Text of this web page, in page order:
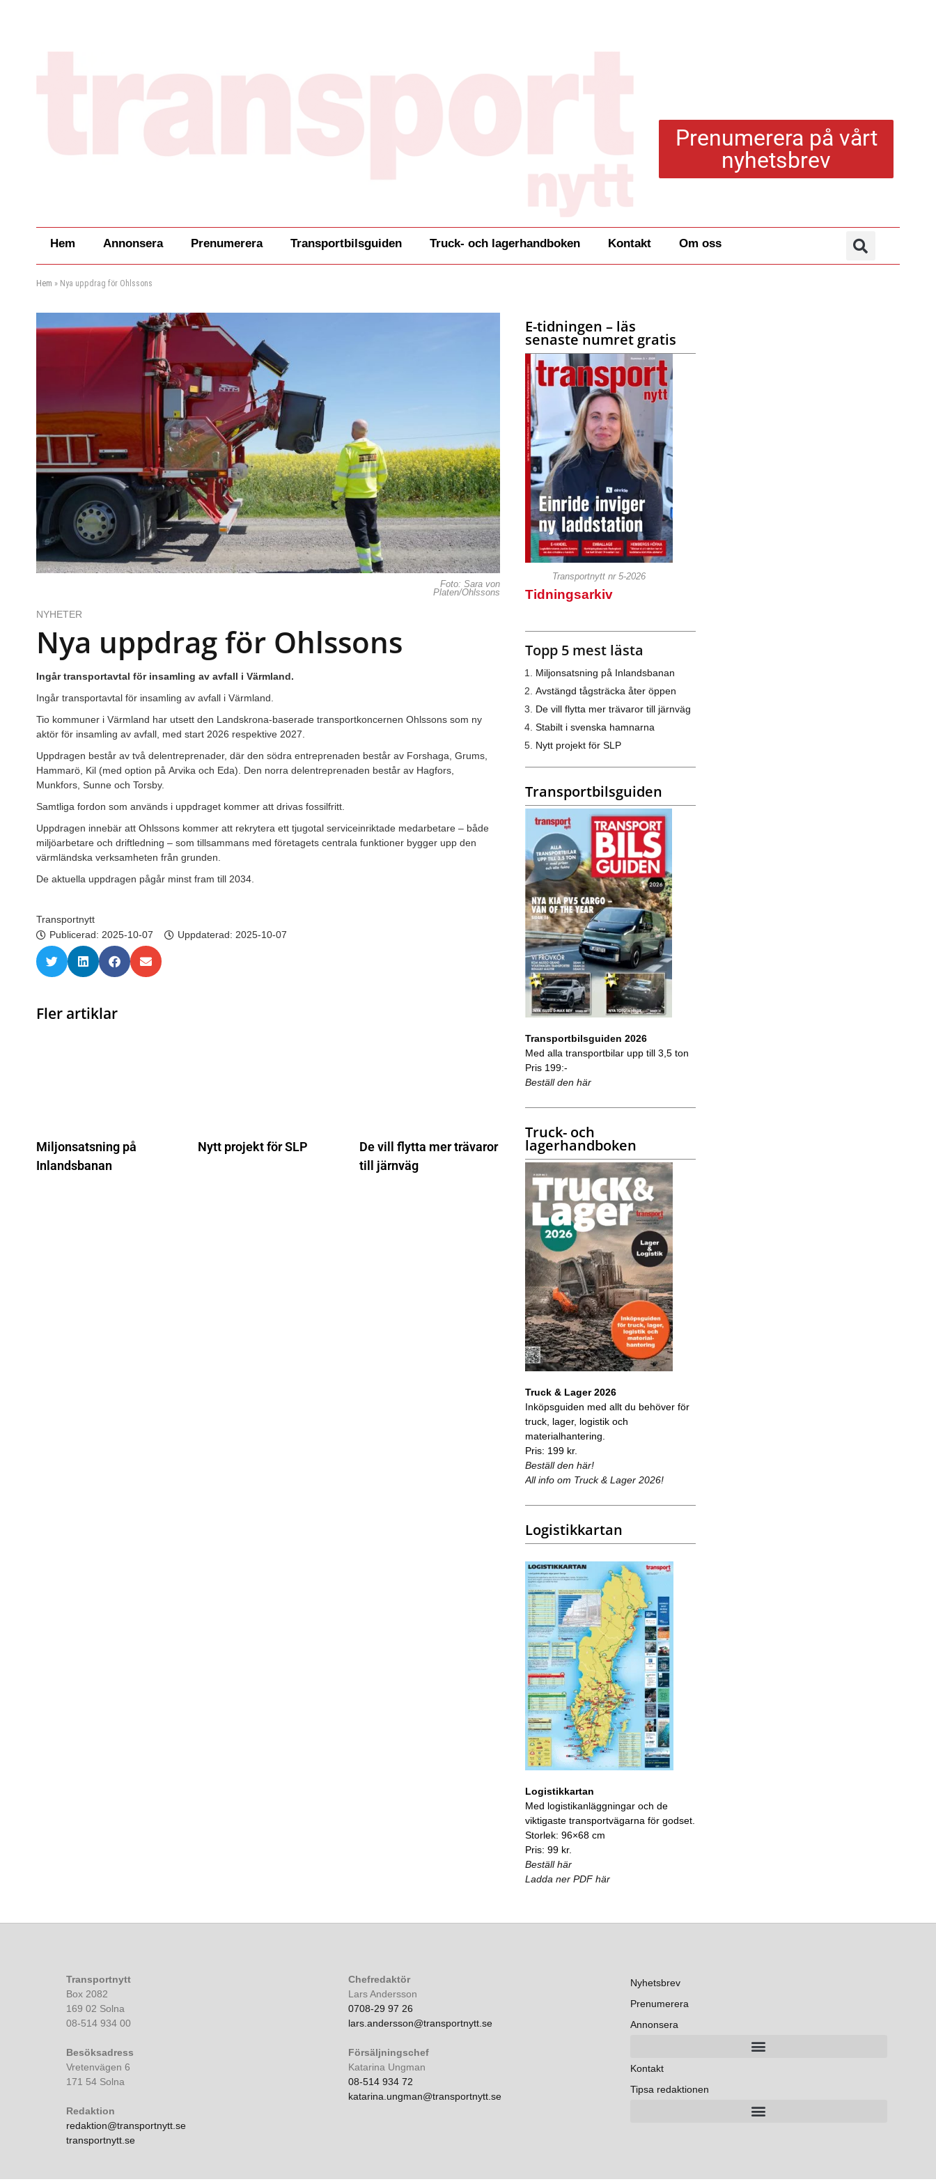
Prenumerera på vårt
nyhetsbrev
Hem Annonsera Prenumerera Transportbilsguiden Truck- och lagerhandboken Kontakt Om oss
Hem » Nya uppdrag för Ohlssons
Foto: Sara von
Platen/Ohlssons
NYHETER
Nya uppdrag för Ohlssons
Ingår transportavtal för insamling av avfall i Värmland.
Ingår transportavtal för insamling av avfall i Värmland.
Tio kommuner i Värmland har utsett den Landskrona-baserade transportkoncernen Ohlssons som ny
aktör för insamling av avfall, med start 2026 respektive 2027.
Uppdragen består av två delentreprenader, där den södra entreprenaden består av Forshaga, Grums,
Hammarö, Kil (med option på Arvika och Eda). Den norra delentreprenaden består av Hagfors,
Munkfors, Sunne och Torsby.
Samtliga fordon som används i uppdraget kommer att drivas fossilfritt.
Uppdragen innebär att Ohlssons kommer att rekrytera ett tjugotal serviceinriktade medarbetare – både
miljöarbetare och driftledning – som tillsammans med företagets centrala funktioner bygger upp den
värmländska verksamheten från grunden.
De aktuella uppdragen pågår minst fram till 2034.
Transportnytt
Publicerad: 2025-10-07 Uppdaterad: 2025-10-07
Fler artiklar
Miljonsatsning på
Inlandsbanan
Nytt projekt för SLP
De vill flytta mer trävaror
till järnväg
E-tidningen – läs
senaste numret gratis
Transportnytt nr 5-2026
Tidningsarkiv
Topp 5 mest lästa
Miljonsatsning på Inlandsbanan
Avstängd tågsträcka åter öppen
De vill flytta mer trävaror till järnväg
Stabilt i svenska hamnarna
Nytt projekt för SLP
Transportbilsguiden
Transportbilsguiden 2026
Med alla transportbilar upp till 3,5 ton
Pris 199:-
Beställ den här
Truck- och
lagerhandboken
Truck & Lager 2026
Inköpsguiden med allt du behöver för
truck, lager, logistik och
materialhantering.
Pris: 199 kr.
Beställ den här!
All info om Truck & Lager 2026!
Logistikkartan
Logistikkartan
Med logistikanläggningar och de
viktigaste transportvägarna för godset.
Storlek: 96×68 cm
Pris: 99 kr.
Beställ här
Ladda ner PDF här
Transportnytt
Box 2082
169 02 Solna
08-514 934 00
Besöksadress
Vretenvägen 6
171 54 Solna
Redaktion
redaktion@transportnytt.se
transportnytt.se
Chefredaktör
Lars Andersson
0708-29 97 26
lars.andersson@transportnytt.se
Försäljningschef
Katarina Ungman
08-514 934 72
katarina.ungman@transportnytt.se
Nyhetsbrev
Prenumerera
Annonsera
Kontakt
Tipsa redaktionen